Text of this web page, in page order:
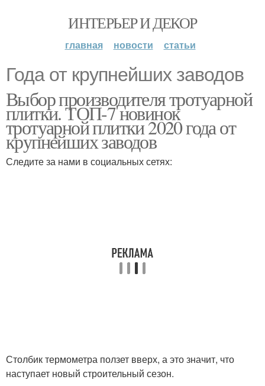
ИНТЕРЬЕР И ДЕКОР
главная новости статьи
Года от крупнейших заводов
Выбор производителя тротуарной
плитки. ТОП-7 новинок
тротуарной плитки 2020 года от
крупнейших заводов
Следите за нами в социальных сетях:
Столбик термометра ползет вверх, а это значит, что
наступает новый строительный сезон.